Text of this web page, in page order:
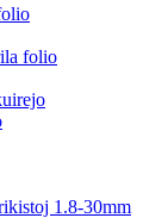
folio
1.8-30mm